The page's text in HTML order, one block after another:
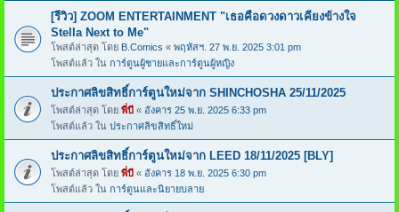
[รีวิว] ZOOM ENTERTAINMENT "เธอคือดวงดาวเคียงข้างใจ
Stella Next to Me"
โพสต์ล่าสุด โดย B.Comics « พฤหัสฯ. 27 พ.ย. 2025 3:01 pm
โพสต์แล้ว ใน การ์ตูนผู้ชายและการ์ตูนผู้หญิง
ประกาศลิขสิทธิ์การ์ตูนใหม่จาก SHINCHOSHA 25/11/2025
โพสต์ล่าสุด โดย พี่บี « อังคาร 25 พ.ย. 2025 6:33 pm
โพสต์แล้ว ใน ประกาศลิขสิทธิ์ใหม่
ประกาศลิขสิทธิ์การ์ตูนใหม่จาก LEED 18/11/2025 [BLY]
โพสต์ล่าสุด โดย พี่บี « อังคาร 18 พ.ย. 2025 6:30 pm
โพสต์แล้ว ใน การ์ตูนและนิยายบลาย